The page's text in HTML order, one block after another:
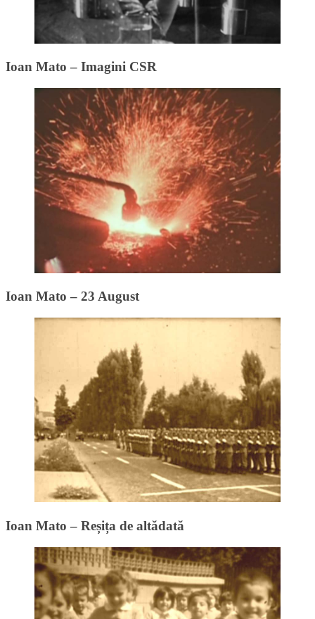
Ioan Mato – Imagini CSR
Ioan Mato – 23 August
Ioan Mato – Reșița de altădată